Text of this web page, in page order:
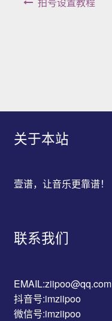
关于本站
壹谱，让音乐更靠谱！
联系我们
EMAIL:ziipoo@qq.com
抖音号:imziipoo
微信号:imziipoo